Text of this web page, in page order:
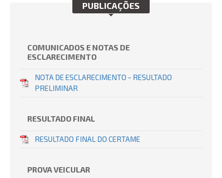
PUBLICAÇÕES
COMUNICADOS E NOTAS DE
ESCLARECIMENTO
NOTA DE ESCLARECIMENTO - RESULTADO
PRELIMINAR
RESULTADO FINAL
RESULTADO FINAL DO CERTAME
PROVA VEICULAR